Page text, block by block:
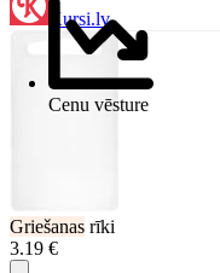
Cenu vēsture
Kursi.lv
Griešanas rīki
3.19 €